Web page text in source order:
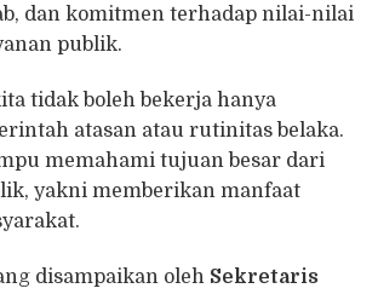
dan komitmen terhadap nilai-nilai
publik.
tidak boleh bekerja hanya
atasan atau rutinitas belaka.
memahami tujuan besar dari
yakni memberikan manfaat
disampaikan oleh Sekretaris